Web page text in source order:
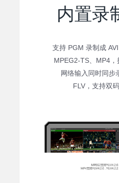
内置录
支持 PGM 录制成 AVI
MPEG2-TS、MP4，
网络输入同时同步
FLV，支持双码